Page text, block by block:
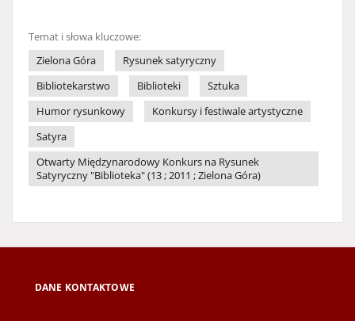
Temat i słowa kluczowe:
Zielona Góra
Rysunek satyryczny
Bibliotekarstwo
Biblioteki
Sztuka
Humor rysunkowy
Konkursy i festiwale artystyczne
Satyra
Otwarty Międzynarodowy Konkurs na Rysunek
Satyryczny "Biblioteka" (13 ; 2011 ; Zielona Góra)
DANE KONTAKTOWE